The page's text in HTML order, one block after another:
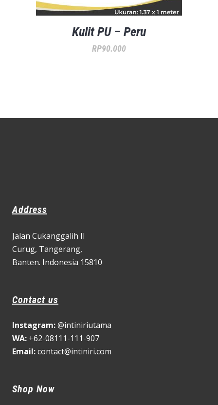
Kulit PU – Peru
RP90.000
Address
Jalan Cukanggalih II
Curug, Tangerang,
Banten. Indonesia 15810
Contact us
Instagram:@intiniriutama
WA: +62-08111-111-907
Email:contact@intiniri.com
Shop Now